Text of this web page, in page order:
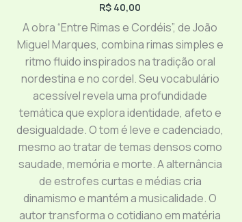
Avaliação
5.00
de 5
R$ 40,00
A obra “Entre Rimas e Cordéis”, de João
Miguel Marques, combina rimas simples e
ritmo fluido inspirados na tradição oral
nordestina e no cordel. Seu vocabulário
acessível revela uma profundidade
temática que explora identidade, afeto e
desigualdade. O tom é leve e cadenciado,
mesmo ao tratar de temas densos como
saudade, memória e morte. A alternância
de estrofes curtas e médias cria
dinamismo e mantém a musicalidade. O
autor transforma o cotidiano em matéria